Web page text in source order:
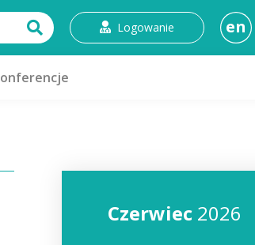
Logowanie en
Czerwiec 2026